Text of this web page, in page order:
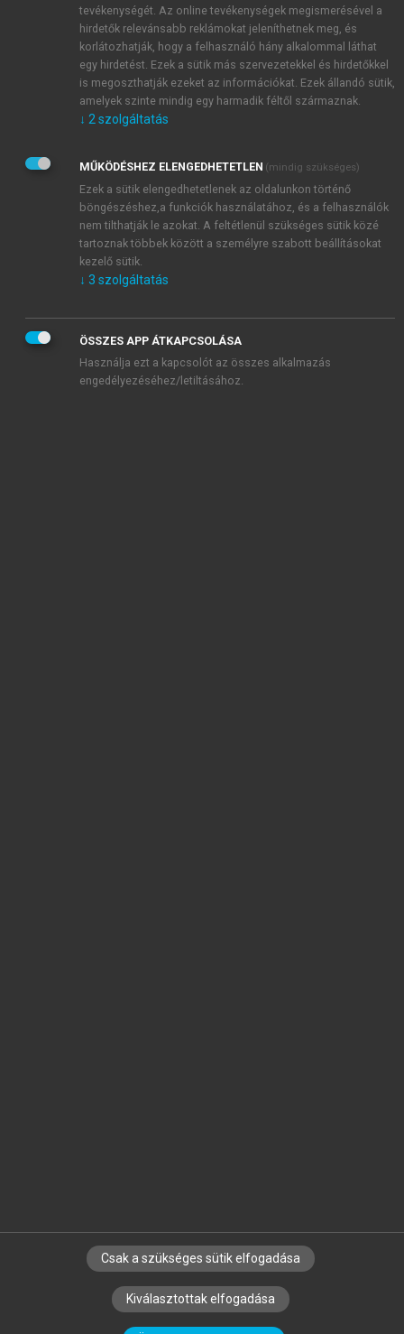
JELSZÓ ÚJRA
Kérek értesítést a MeRSZ újdonságairól, akcióiról.
Kérek értesítést az Akadémiai Kiadó Zrt. újdonságairól,
Adatkezelési tájékoztatóbanfoglaltakat tudomásul
veszem és elfogadom.
Általános vásárlási feltételeket, valamint a szotar.netés a
mersz.huoldalak licencszerződéseiben foglaltakat
tudomásul veszem és elfogadom.
KIPRÓBÁLOM
SZERZŐKNEK CÉGEKNEK KÖNYVTÁROSOKNAK
SZERKESZTÉSI ÉS LEKTORÁLÁSI ALAPELVEK
tevékenységét. Az online tevékenységek megismerésével a
hirdetők relevánsabb reklámokat jeleníthetnek meg, és
korlátozhatják, hogy a felhasználó hány alkalommal láthat
egy hirdetést. Ezek a sütik más szervezetekkel és hirdetőkkel
is megoszthatják ezeket az információkat. Ezek állandó sütik,
amelyek szinte mindig egy harmadik féltől származnak.
↓ 2 szolgáltatás
MŰKÖDÉSHEZ ELENGEDHETETLEN (mindig szükséges)
Ezek a sütik elengedhetetlenek az oldalunkon történő
böngészéshez,a funkciók használatához, és a felhasználók
nem tilthatják le azokat. A feltétlenül szükséges sütik közé
tartoznak többek között a személyre szabott beállításokat
kezelő sütik.
↓ 3 szolgáltatás
ÖSSZES APP ÁTKAPCSOLÁSA
Használja ezt a kapcsolót az összes alkalmazás
engedélyezéséhez/letiltásához.
Csak a szükséges sütik elfogadása
Kiválasztottak elfogadása